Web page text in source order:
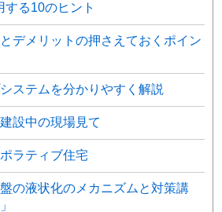
する10のヒント
デメリットの押さえておくポイン
ステムを分かりやすく解説
設中の現場見て
ラティブ住宅
の液状化のメカニズムと対策講